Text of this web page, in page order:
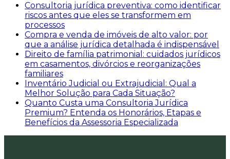
Consultoria jurídica preventiva: como identificar
riscos antes que eles se transformem em
processos
Compra e venda de imóveis de alto valor: por
que a análise jurídica detalhada é indispensável
Direito de família patrimonial: cuidados jurídicos
em casamentos, divórcios e reorganizações
familiares
Inventário Judicial ou Extrajudicial: Qual a
Melhor Solução para Cada Situação?
Quanto Custa uma Consultoria Jurídica
Premium? Entenda os Honorários, Etapas e
Benefícios da Assessoria Especializada